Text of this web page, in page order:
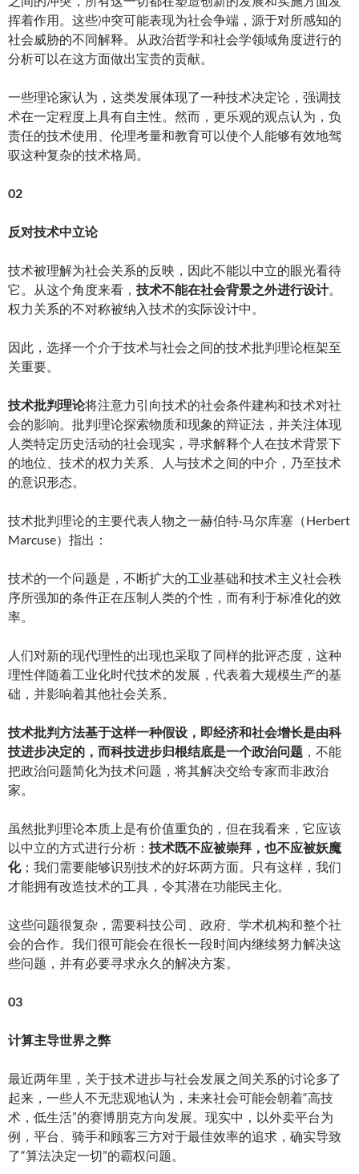
挥着作用。这些冲突可能表现为社会争端，源于对所感知的
社会威胁的不同解释。从政治哲学和社会学领域角度进行的
分析可以在这方面做出宝贵的贡献。
一些理论家认为，这类发展体现了一种技术决定论，强调技
术在一定程度上具有自主性。然而，更乐观的观点认为，负
责任的技术使用、伦理考量和教育可以使个人能够有效地驾
驭这种复杂的技术格局。
02
反对技术中立论
技术被理解为社会关系的反映，因此不能以中立的眼光看待
它。从这个角度来看， 技术不能在社会背景之外进行设计。
权力关系的不对称被纳入技术的实际设计中。
因此，选择一个介于技术与社会之间的技术批判理论框架至
关重要。
技术批判理论将注意力引向技术的社会条件建构和技术对社
会的影响。批判理论探索物质和现象的辩证法，并关注体现
人类特定历史活动的社会现实，寻求解释个人在技术背景下
的地位、技术的权力关系、人与技术之间的中介，乃至技术
的意识形态。
技术批判理论的主要代表人物之一赫伯特·马尔库塞（Herbert
Marcuse）指出：
技术的一个问题是，不断扩大的工业基础和技术主义社会秩
序所强加的条件正在压制人类的个性，而有利于标准化的效
率。
人们对新的现代理性的出现也采取了同样的批评态度，这种
理性伴随着工业化时代技术的发展，代表着大规模生产的基
础，并影响着其他社会关系。
技术批判方法基于这样一种假设，即经济和社会增长是由科
技进步决定的，而科技进步归根结底是一个政治问题 ，不能
把政治问题简化为技术问题，将其解决交给专家而非政治
家。
虽然批判理论本质上是有价值重负的，但在我看来，它应该
以中立的方式进行分析： 技术既不应被崇拜，也不应被妖魔
化；我们需要能够识别技术的好坏两方面。只有这样，我们
才能拥有改造技术的工具，令其潜在功能民主化。
这些问题很复杂，需要科技公司、政府、学术机构和整个社
会的合作。我们很可能会在很长一段时间内继续努力解决这
些问题，并有必要寻求永久的解决方案。
03
计算主导世界之弊
最近两年里，关于技术进步与社会发展之间关系的讨论多了
起来，一些人不无悲观地认为，未来社会可能会朝着“高技
术，低生活”的赛博朋克方向发展。现实中，以外卖平台为
例，平台、骑手和顾客三方对于最佳效率的追求，确实导致
了“算法决定一切”的霸权问题。